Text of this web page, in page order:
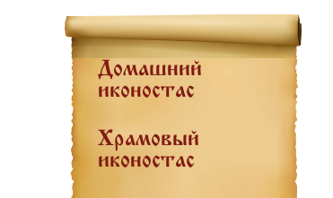
Домашний
иконостас
Храмовый
иконостас